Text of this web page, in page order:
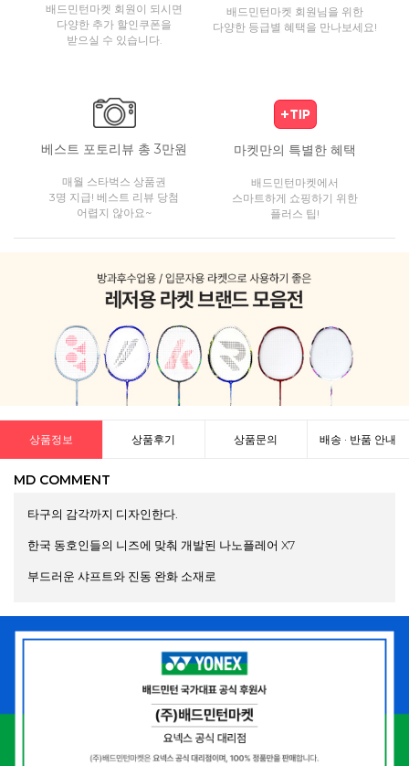
배드민턴마켓 회원이 되시면
다양한 추가 할인쿠폰을
받으실 수 있습니다.
배드민턴마켓 회원님을 위한
다양한 등급별 혜택을 만나보세요!
베스트 포토리뷰 총 3만원
매월 스타벅스 상품권
3명 지급! 베스트 리뷰 당첨
어렵지 않아요~
마켓만의 특별한 혜택
배드민턴마켓에서
스마트하게 쇼핑하기 위한
플러스 팁!
상품정보 상품후기 상품문의 배송 · 반품 안내
MD COMMENT
타구의 감각까지 디자인한다.
한국 동호인들의 니즈에 맞춰 개발된 나노플레어 X7
부드러운 샤프트와 진동 완화 소재로
뛰어난 반발력을 유지하여 빠르고 안정적인 플레이를 선사합니다.
[ 4U (Ave.83g) / 헤드라이트 (Head Light) / 매우 유연함 (Hi-